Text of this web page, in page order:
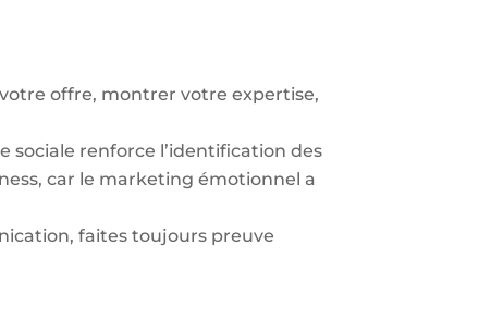
offre, montrer votre expertise,
sociale renforce l’identification des
car le marketing émotionnel a
faites toujours preuve